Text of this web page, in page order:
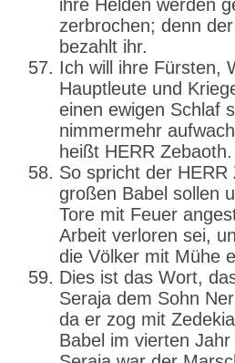
ihre Helden werden
zerbrochen; denn
bezahlt ihr.
Ich will ihre Fürsten,
Hauptleute und
einen ewigen Schlaf
nimmermehr
heißt HERR Zebaoth.
So spricht der
großen Babel sollen
Tore mit Feuer
Arbeit verloren sei,
die Völker mit Mühe
Dies ist das Wort,
Seraja dem Sohn
da er zog mit
Babel im vierten